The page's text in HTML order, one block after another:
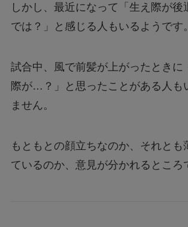
しかし、最近になって「生え際が後
では？」と感じる人もいるようです。
試合中、風で前髪が上がったときに
際が…？」と思ったことがある人も
ません。
もともとの顔立ちなのか、それとも
ているのか、意見が分かれるところ